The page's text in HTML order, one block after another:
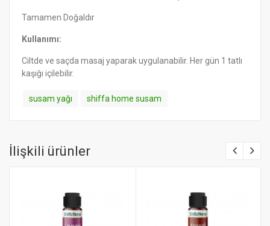
Tamamen Doğaldır
Kullanımı:
Ciltde ve saçda masaj yaparak uygulanabilir. Her gün 1 tatlı
kaşığı içilebilir.
susam yağı shiffa home susam
İlişkili ürünler